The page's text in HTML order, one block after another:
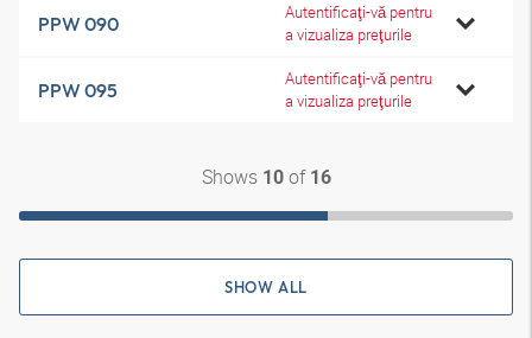
PPW 090
Autentificaţi-vă pentru
a vizualiza preţurile
PPW 095
Autentificaţi-vă pentru
a vizualiza preţurile
Shows 10of 16
SHOW ALL